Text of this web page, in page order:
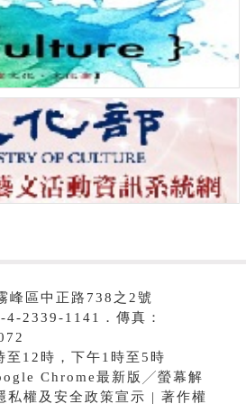
峰區中正路738之2號
2339-1141．傳真：
至12時，下午1時至5時
Chrome最新版╱螢幕解
權及安全政策宣示 | 著作權